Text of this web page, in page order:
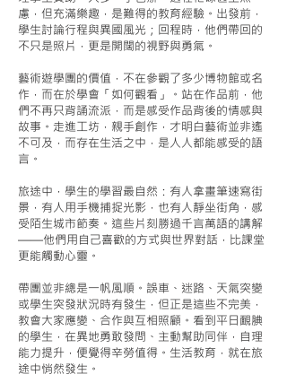
慮，但充滿樂趣，是難得的教育經驗。出發前，
學生討論行程與異國風光；回程時，他們帶回的
不只是照片，更是開闊的視野與勇氣。
藝術遊學團的價值，不在參觀了多少博物館或名
作，而在於學會「如何觀看」。站在作品前，他
們不再只背誦流派，而是感受作品背後的情感與
故事。走進工坊，親手創作，才明白藝術並非遙
不可及，而存在生活之中，是人人都能感受的語
言。
旅途中，學生的學習最自然：有人拿畫筆速寫街
景，有人用手機捕捉光影，也有人靜坐街角，感
受陌生城市節奏。這些片刻勝過千言萬語的講解
——他們用自己喜歡的方式與世界對話，比課堂
更能觸動心靈。
帶團並非總是一帆風順。誤車、迷路、天氣突變
或學生突發狀況時有發生，但正是這些不完美，
教會大家應變、合作與互相照顧。看到平日靦腆
的學生，在異地勇敢發問、主動幫助同伴，自理
能力提升，便覺得辛勞值得。生活教育，就在旅
途中悄然發生。